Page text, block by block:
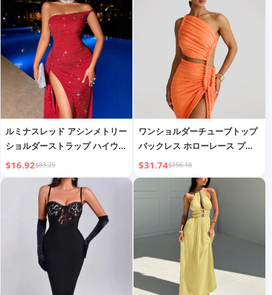
ルミナスレッド アシンメトリー
ショルダーストラップ ハイウエ
スト サイドスリットドレス
$16.92$83.25
ワンショルダーチューブトップ
バックレス ホローレース プリ
ーツドレス
$31.74$156.18